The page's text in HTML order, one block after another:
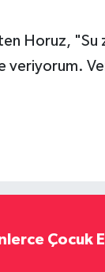
Horuz, "Su
veriyorum.
Çocuk